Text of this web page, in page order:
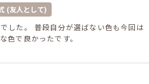
(友人として)
した。 普段自分が選ばない色も今回は
色で良かったです。